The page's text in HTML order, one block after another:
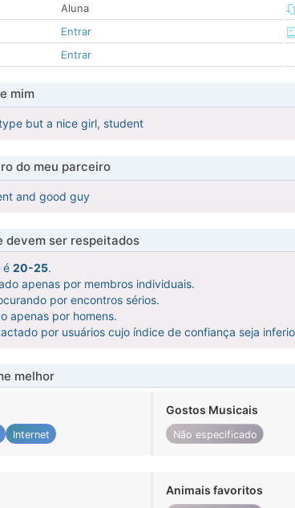
Aluna
Entrar
Entrar
mim
but a nice girl, student
do meu parceiro
and good guy
devem ser respeitados
é 20-25.
apenas por membros individuais.
por encontros sérios.
apenas por homens.
por usuários cujo índice de confiança seja
melhor
Internet
Gostos Musicais
Não especificado
Animais favoritos